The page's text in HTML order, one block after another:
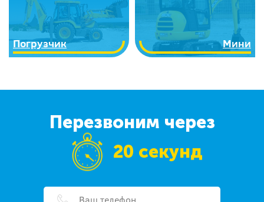
Погрузчик Мини
Перезвоним через
20 секунд